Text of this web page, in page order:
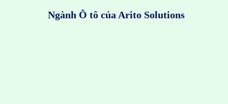
Ngành Ô tô của Arito Solutions